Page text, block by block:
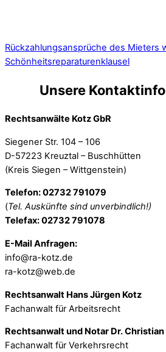
Rückzahlungsansprüche des Mieters
Schönheitsreparaturenklausel
Unsere
Rechtsanwälte Kotz GbR
Siegener Str. 104 – 106
D-57223 Kreuztal – Buschhütten
(Kreis Siegen – Wittgenstein)
Telefon: 02732 791079
(Tel. Auskünfte sind unverbindlich!)
Telefax: 02732 791078
E-Mail Anfragen:
info@ra-kotz.de
ra-kotz@web.de
Rechtsanwalt Hans Jürgen Kotz
Fachanwalt für Arbeitsrecht
Rechtsanwalt und Notar Dr. Christian
Fachanwalt für Verkehrsrecht